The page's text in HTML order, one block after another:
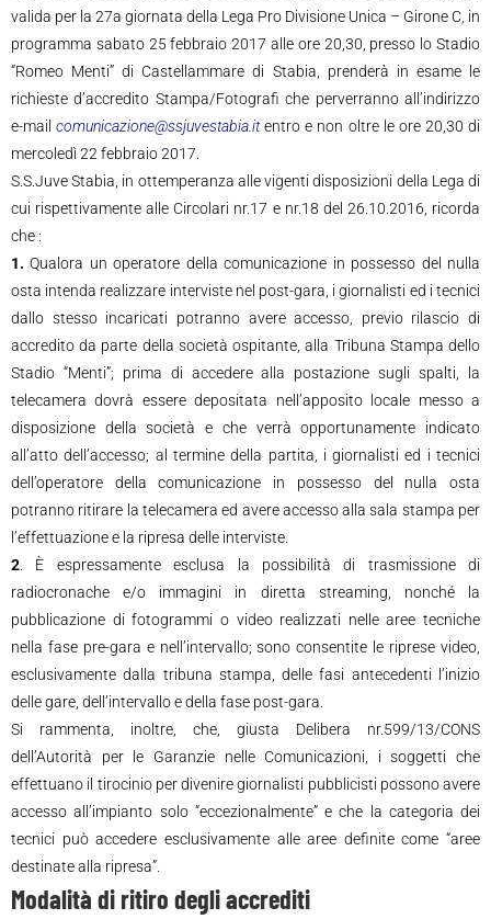
valida per la 27a giornata della Lega Pro Divisione Unica – Girone C, in
programma sabato 25 febbraio 2017 alle ore 20,30, presso lo Stadio
“Romeo Menti” di Castellammare di Stabia, prenderà in esame le
richieste d’accredito Stampa/Fotografi che perverranno all’indirizzo
e-mailcomunicazione@ssjuvestabia.itentro e non oltre le ore 20,30 di
mercoledì 22 febbraio 2017.
S.S.Juve Stabia, in ottemperanza alle vigenti disposizioni della Lega di
cui rispettivamente alle Circolari nr.17 e nr.18 del 26.10.2016, ricorda
che :
1. Qualora un operatore della comunicazione in possesso del nulla
osta intenda realizzare interviste nel post-gara, i giornalisti ed i tecnici
dallo stesso incaricati potranno avere accesso, previo rilascio di
accredito da parte della società ospitante, alla Tribuna Stampa dello
Stadio “Menti”; prima di accedere alla postazione sugli spalti, la
telecamera dovrà essere depositata nell’apposito locale messo a
disposizione della società e che verrà opportunamente indicato
all’atto dell’accesso; al termine della partita, i giornalisti ed i tecnici
dell’operatore della comunicazione in possesso del nulla osta
potranno ritirare la telecamera ed avere accesso alla sala stampa per
l’effettuazione e la ripresa delle interviste.
2 . È espressamente esclusa la possibilità di trasmissione di
radiocronache e/o immagini in diretta streaming, nonché la
pubblicazione di fotogrammi o video realizzati nelle aree tecniche
nella fase pre-gara e nell’intervallo; sono consentite le riprese video,
esclusivamente dalla tribuna stampa, delle fasi antecedenti l’inizio
delle gare, dell’intervallo e della fase post-gara.
Si rammenta, inoltre, che, giusta Delibera nr.599/13/CONS
dell’Autorità per le Garanzie nelle Comunicazioni, i soggetti che
effettuano il tirocinio per divenire giornalisti pubblicisti possono avere
accesso all’impianto solo “eccezionalmente” e che la categoria dei
tecnici può accedere esclusivamente alle aree definite come “aree
destinate alla ripresa”.
Modalità di ritiro degli accrediti